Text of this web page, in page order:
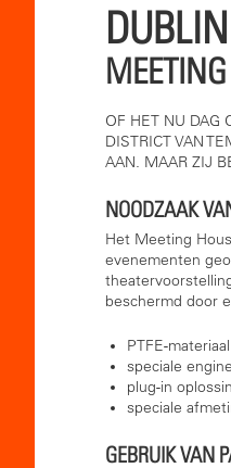
DUBLIN
OF HET NU DAG
DISTRICT VAN
AAN. MAAR ZIJ
NOODZAAK
Het Meeting
evenementen
beschermd door
PTFE-
speciale
plug-in
speciale
GEBRUIK VAN